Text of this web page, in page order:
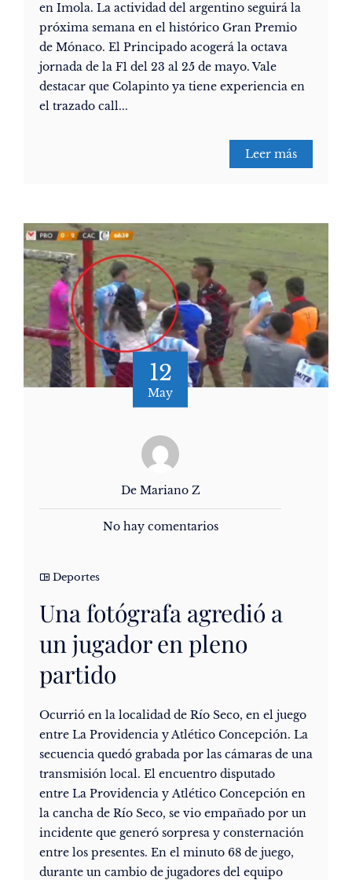
en Imola. La actividad del argentino seguirá la
próxima semana en el histórico Gran Premio
de Mónaco. El Principado acogerá la octava
jornada de la F1 del 23 al 25 de mayo. Vale
destacar que Colapinto ya tiene experiencia en
el trazado call...
Leer más
12
May
De Mariano Z
No hay comentarios
Deportes
Una fotógrafa agredió a
un jugador en pleno
partido
Ocurrió en la localidad de Río Seco, en el juego
entre La Providencia y Atlético Concepción. La
secuencia quedó grabada por las cámaras de una
transmisión local. El encuentro disputado
entre La Providencia y Atlético Concepción en
la cancha de Río Seco, se vio empañado por un
incidente que generó sorpresa y consternación
entre los presentes. En el minuto 68 de juego,
durante un cambio de jugadores del equipo